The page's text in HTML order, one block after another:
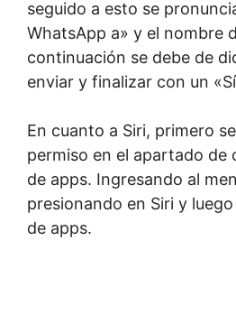
seguido a esto se
WhatsApp a» y el nombre
continuación se debe de
enviar y finalizar con un
En cuanto a Siri, primero
permiso en el apartado de
de apps. Ingresando al
presionando en Siri y
de apps.